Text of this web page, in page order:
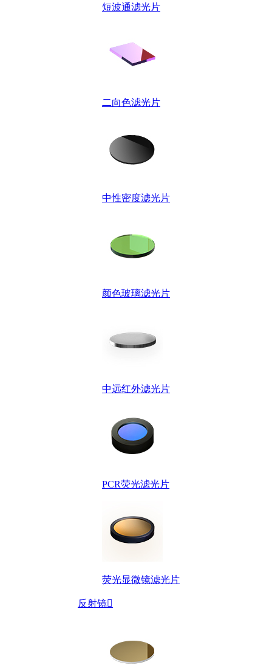
短波通滤光片
二向色滤光片
中性密度滤光片
颜色玻璃滤光片
中远红外滤光片
PCR荧光滤光片
荧光显微镜滤光片
反射镜